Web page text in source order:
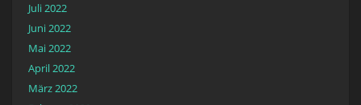
Juli 2022
Juni 2022
Mai 2022
April 2022
März 2022